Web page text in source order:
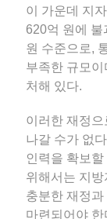
이 가운데 지
620억 원에 불
원 수준으로,
부족한 규모이
처해 있다.
이러한 재정
나갈 수가 없
인력을 확보
위해서는 지
충분한 재정과
마련되어야